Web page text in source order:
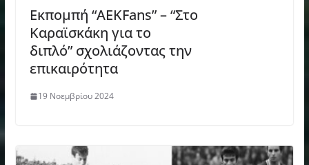
Εκπομπή “AEKFans” – “Στο
Καραϊσκάκη για το
διπλό” σχολιάζοντας την
επικαιρότητα
19 Νοεμβρίου 2024